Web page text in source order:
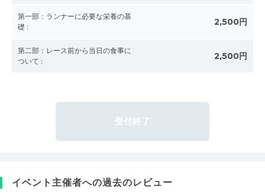
第一部：ランナーに必要な栄養の基
礎 : 2,500円
第二部：レース前から当日の食事に
ついて : 2,500円
受付終了
イベント主催者への過去のレビュー